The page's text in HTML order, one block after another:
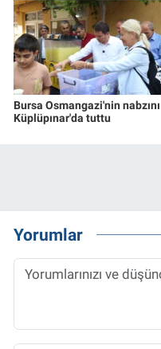
Bursa Osmangazi'nin nabzını
Küplüpınar'da tuttu
Yorumlar